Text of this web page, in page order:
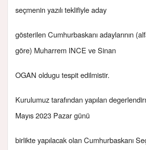
seçmenin yazılı teklifiyle aday
gösterilen Cumhurbaskanı adaylarının
göre) Muharrem INCE ve Sinan
OGAN oldugu tespit edilmistir.
Kurulumuz tarafından yapılan
Mayıs 2023 Pazar günü
birlikte yapılacak olan Cumhurbaskanı